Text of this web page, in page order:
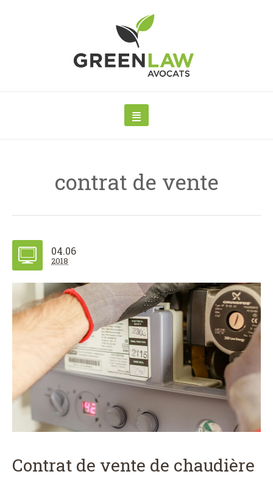
contrat de vente
04.06
2018
Contrat de vente de chaudière